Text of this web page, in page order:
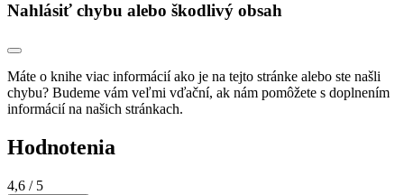
Nahlásiť chybu alebo škodlivý obsah
Máte o knihe viac informácií ako je na tejto stránke alebo ste našli
chybu? Budeme vám veľmi vďační, ak nám pomôžete s doplnením
informácií na našich stránkach.
Hodnotenia
4,6 / 5